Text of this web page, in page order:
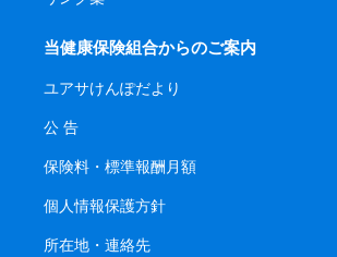
当健康保険組合からのご案内
ユアサけんぽだより
公 告
保険料・標準報酬月額
個人情報保護方針
所在地・連絡先